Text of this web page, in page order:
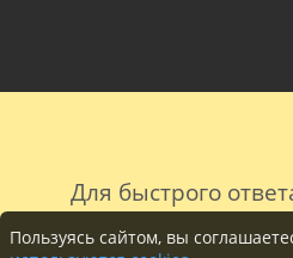
Для быстрого
Пользуясь сайтом, вы